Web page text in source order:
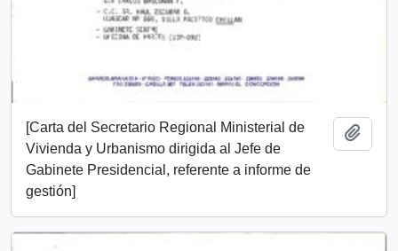
[Carta del Secretario Regional Ministerial de
Vivienda y Urbanismo dirigida al Jefe de
Gabinete Presidencial, referente a informe de
gestión]